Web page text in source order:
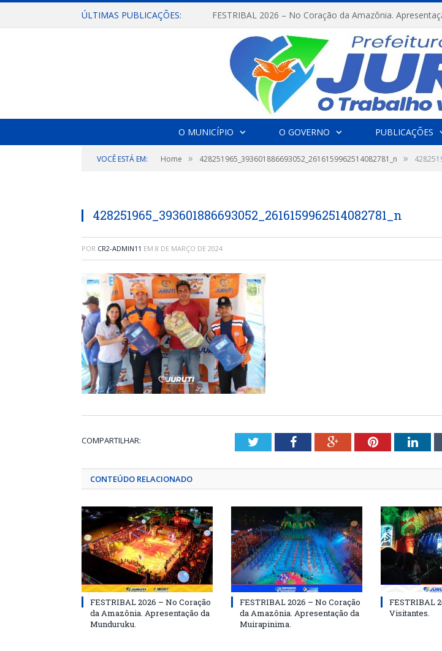
ÚLTIMAS PUBLICAÇÕES:
O MUNICÍPIO O GOVERNO PUBLICAÇÕES
VOCÊ ESTÁ EM: Home » 428251965_393601886693052_2616159962514082781_n »
428251965_393601886693052_2616159962514082781_n
POR CR2-ADMIN11 EM 8 DE MARÇO DE 2024
COMPARTILHAR: TwitterFacebookGoogle+Pinterest
CONTEÚDO RELACIONADO
FESTRIBAL 2026 – No Coração
da Amazônia. Apresentação da
Munduruku.
FESTRIBAL 2026 – No Coração
da Amazônia. Apresentação da
Muirapinima.
FESTRIBAL
Visitantes.